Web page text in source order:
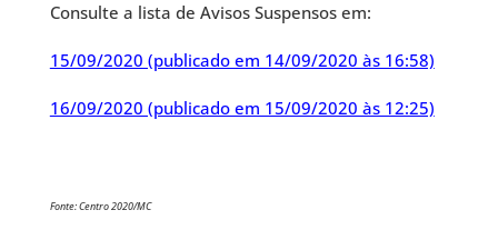
Consulte a lista de Avisos Suspensos em:
15/09/2020 (publicado em 14/09/2020 às 16:58)
16/09/2020 (publicado em 15/09/2020 às 12:25)
Fonte: Centro 2020/MC